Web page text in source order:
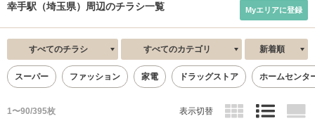
幸手駅（埼玉県）周辺のチラシ一覧 Myエリアに登録
すべてのチラシ すべてのカテゴリ 新着順
スーパー ファッション 家電 ドラッグストア ホームセンタ
1〜90/395枚 表示切替